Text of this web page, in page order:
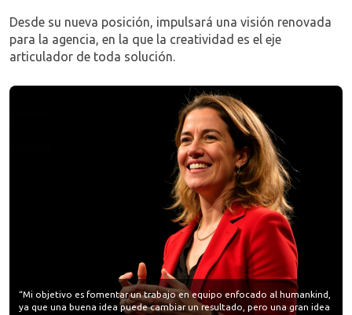
Desde su nueva posición, impulsará una visión renovada
para la agencia, en la que la creatividad es el eje
articulador de toda solución.
“Mi objetivo es fomentar un trabajo en equipo enfocado al humankind,
ya que una buena idea puede cambiar un resultado, pero una gran idea